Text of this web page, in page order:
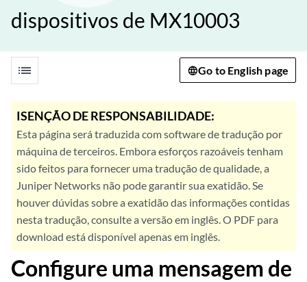
dispositivos de MX10003
list Go to English page
ISENÇÃO DE RESPONSABILIDADE:
Esta página será traduzida com software de tradução por
máquina de terceiros. Embora esforços razoáveis tenham
sido feitos para fornecer uma tradução de qualidade, a
Juniper Networks não pode garantir sua exatidão. Se
houver dúvidas sobre a exatidão das informações contidas
nesta tradução, consulte a versão em inglês. O PDF para
download está disponível apenas em inglês.
Configure uma mensagem de